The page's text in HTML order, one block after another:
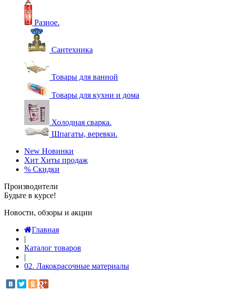
Разное.
Сантехника
Товары для ванной
Товары для кухни и дома
Холодная сварка.
Шпагаты, веревки.
New Новинки
Хит Хиты продаж
% Скидки
Производители
Будьте в курсе!
Новости, обзоры и акции
Главная
|
Каталог товаров
|
02. Лакокрасочные материалы